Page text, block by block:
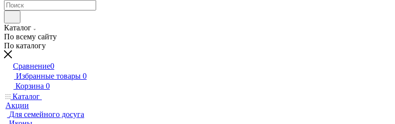
Каталог
По всему сайту
По каталогу
Сравнение0
Избранные товары 0
Корзина 0
Каталог
Акции
Для семейного досуга